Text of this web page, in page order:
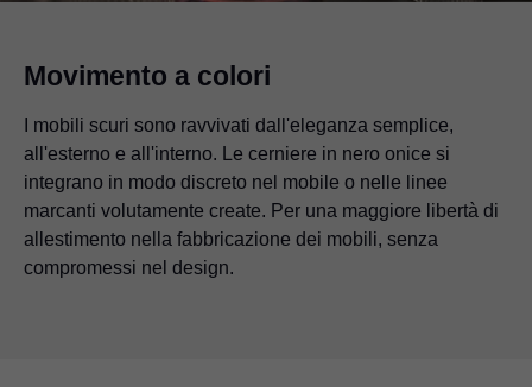
Movimento a colori
I mobili scuri sono ravvivati dall'eleganza semplice,
all'esterno e all'interno. Le cerniere in nero onice si
integrano in modo discreto nel mobile o nelle linee
marcanti volutamente create. Per una maggiore libertà di
allestimento nella fabbricazione dei mobili, senza
compromessi nel design.